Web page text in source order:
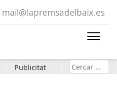
mail@lapremsadelbaix.es
Publicitat Cerca